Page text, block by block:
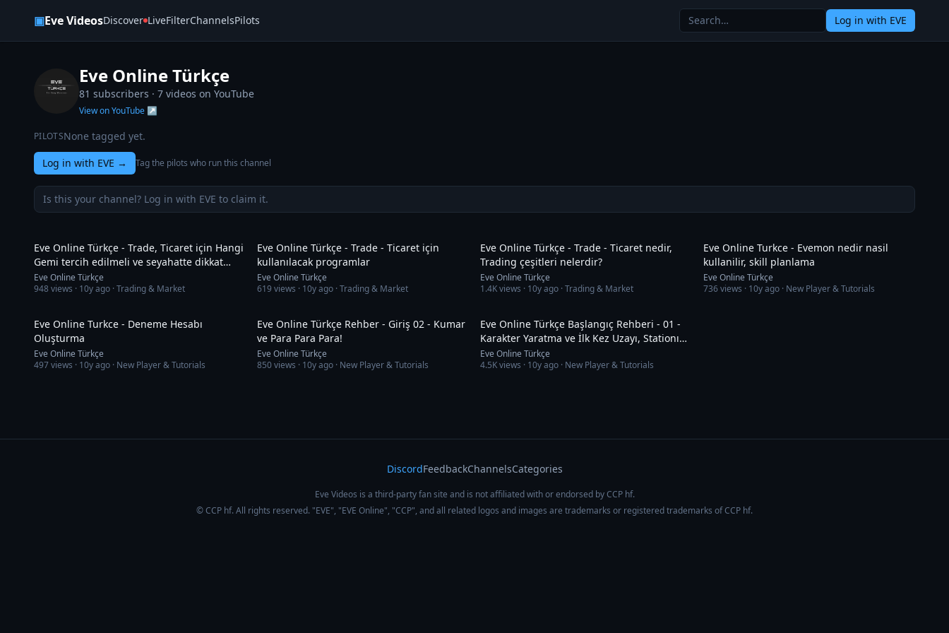
▣Eve VideosDiscover LiveFilterChannelsPilots Log in with EVE
Eve Online Türkçe
81 subscribers · 7 videos on YouTube
View on YouTube ↗
PILOTSNone tagged yet.
Log in with EVE → Tag the pilots who run this channel
Is this your channel? Log in with EVE to claim it.
Eve Online Türkçe - Trade, Ticaret için Hangi
Gemi tercih edilmeli ve seyahatte dikkat
edilecekler
Eve Online Türkçe
948views · 10y ago · Trading & Market
Eve Online Türkçe - Trade - Ticaret için
kullanılacak programlar
Eve Online Türkçe
619views · 10y ago · Trading & Market
Eve Online Türkçe - Trade - Ticaret nedir,
Trading çeşitleri nelerdir?
Eve Online Türkçe
1.4Kviews · 10y ago · Trading & Market
Eve Online Turkce - Evemon nedir nasil
kullanilir, skill planlama
Eve Online Türkçe
736views · 10y ago · New Player & Tutorials
Eve Online Turkce - Deneme Hesabı
Oluşturma
Eve Online Türkçe
497views · 10y ago · New Player & Tutorials
Eve Online Türkçe Rehber - Giriş 02 - Kumar
ve Para Para Para!
Eve Online Türkçe
850views · 10y ago · New Player & Tutorials
Eve Online Türkçe Başlangıç Rehberi - 01 -
Karakter Yaratma ve İlk Kez Uzayı, Stationı
Keşfetme
Eve Online Türkçe
4.5Kviews · 10y ago · New Player & Tutorials
DiscordFeedbackChannelsCategories
Eve Videos is a third-party fan site and is not affiliated with or endorsed by CCP hf.
© CCP hf. All rights reserved. "EVE", "EVE Online", "CCP", and all related logos and images are trademarks or registered trademarks of CCP hf.